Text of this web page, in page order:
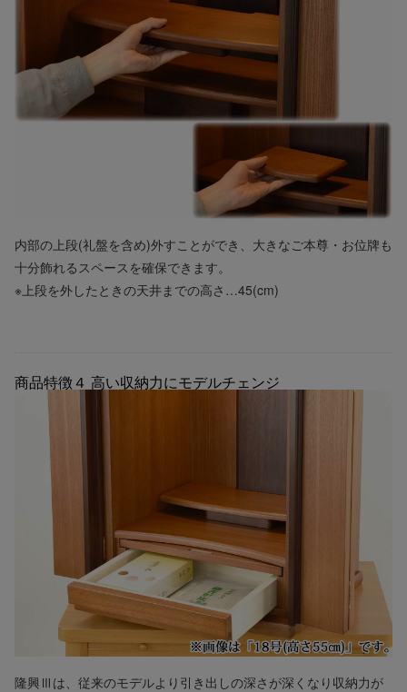
内部の上段(礼盤を含め)外すことができ、大きなご本尊・お位牌も
十分飾れるスペースを確保できます。
※上段を外したときの天井までの高さ…45(cm)
商品特徴４ 高い収納力にモデルチェンジ
隆興Ⅲは、従来のモデルより引き出しの深さが深くなり収納力が